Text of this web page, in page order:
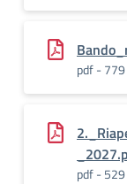
pdf -
pdf -